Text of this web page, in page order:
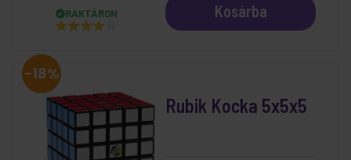
RAKTÁRON Kosárba
-18%
Rubik Kocka 5x5x5